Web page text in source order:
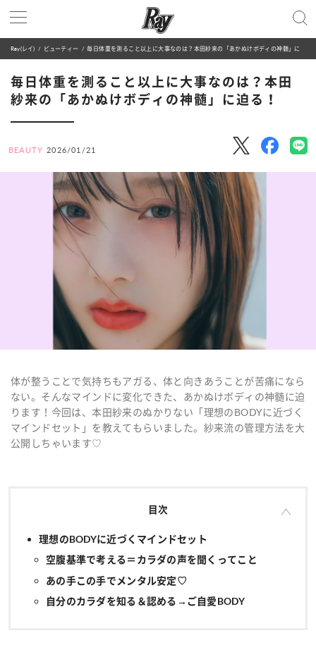
Ray(レイ) ビューティー 毎日体重を測ること以上に大事なのは？本田紗来の「あかぬけボディの神髄」に迫る！
毎日体重を測ること以上に大事なのは？本田
紗来の「あかぬけボディの神髄」に迫る！
BEAUTY 2026/01/21
体が整うことで気持ちもアガる、体と向きあうことが苦痛になら
ない。そんなマインドに変化できた、あかぬけボディの神髄に迫
ります！今回は、本田紗来のぬかりない「理想のBODYに近づく
マインドセット」を教えてもらいました。紗来流の管理方法を大
公開しちゃいます♡
目次
理想のBODYに近づくマインドセット
空腹基準で考える＝カラダの声を聞くってこと
あの手この手でメンタル安定♡
自分のカラダを知る＆認める→ご自愛BODY